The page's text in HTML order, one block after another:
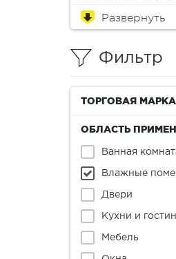
Обои
Краска для
Краски
Эмали
Пропитки
Аэрозоли
Масло
Колеры
Лаки
Антиплесень
Грунтовки
Защитные
Герметики
Монтажная пена
Шпатлевки
Клеи
Мастика
Растворители и
Материалы для
реставрации
Инструменты
Распродажа
Фильтр
ТОРГОВАЯ МАРКА
ОБЛАСТЬ
Ванная
Влажные
Двери
Кухни и
Мебель